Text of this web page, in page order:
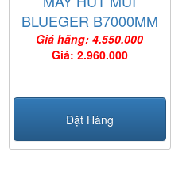
BLUEGER B7000MM
Giá hãng: 4.550.000
Giá: 2.960.000
Đặt Hàng